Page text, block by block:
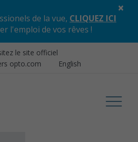
de la vue, CLIQUEZ ICI
l'emploi de vos rêves !
×
le site officiel
opto.com
English